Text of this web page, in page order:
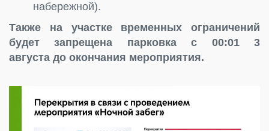
набережной).
Также на участке временных ограничений
будет запрещена парковка с 00:01 3
августа до окончания мероприятия.